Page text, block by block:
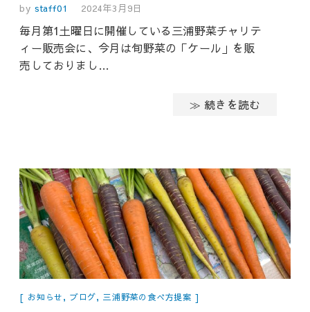
by staff01 2024年3月9日
毎月第1土曜日に開催している三浦野菜チャリテ
ィー販売会に、今月は旬野菜の「ケール」を販
売しておりまし…
≫ 続きを読む
お知らせ, ブログ, 三浦野菜の食べ方提案